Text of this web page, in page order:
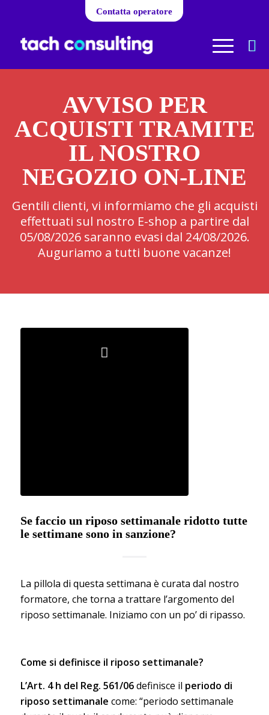
Contatta operatore
AVVISO PER
ACQUISTI TRAMITE
IL NOSTRO
NEGOZIO ON-LINE
Gentili clienti, vi informiamo che gli acquisti
effettuati sul nostro E-shop a partire dal
05/08/2026 saranno evasi dal 24/08/2026.
Auguriamo a tutti buone vacanze!
Se faccio un riposo settimanale ridotto tutte
le settimane sono in sanzione?
La pillola di questa settimana è curata dal nostro
formatore, che torna a trattare l’argomento del
riposo settimanale. Iniziamo con un po’ di ripasso.
Come si definisce il riposo settimanale?
L’Art. 4 h del Reg. 561/06definisce il periodo di
riposo settimanale come: “periodo settimanale